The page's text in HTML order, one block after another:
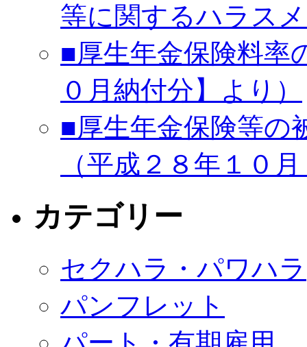
等に関するハラス
■厚生年金保険料率
０月納付分】より）
■厚生年金保険等の
（平成２８年１０
カテゴリー
セクハラ・パワハラ
パンフレット